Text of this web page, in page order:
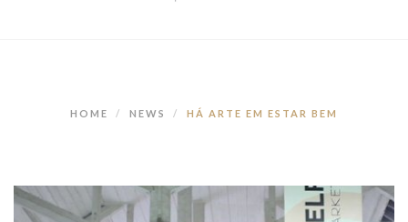
HOME NEWS HÁ ARTE EM ESTAR BEM